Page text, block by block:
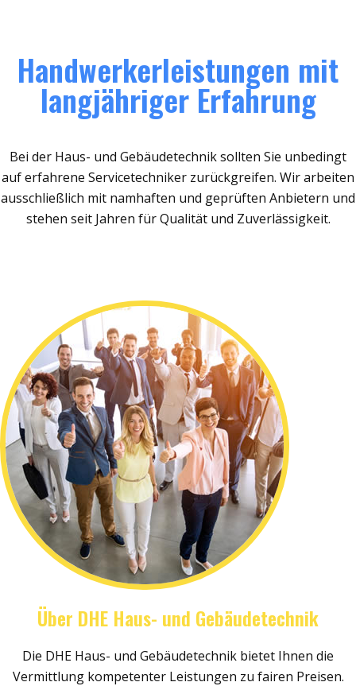
Handwerkerleistungen mit
langjähriger Erfahrung
Bei der Haus- und Gebäudetechnik sollten Sie unbedingt
auf erfahrene Servicetechniker zurückgreifen. Wir arbeiten
ausschließlich mit namhaften und geprüften Anbietern und
stehen seit Jahren für Qualität und Zuverlässigkeit.
Über DHE Haus- und Gebäudetechnik
Die DHE Haus- und Gebäudetechnik bietet Ihnen die
Vermittlung kompetenter Leistungen zu fairen Preisen.